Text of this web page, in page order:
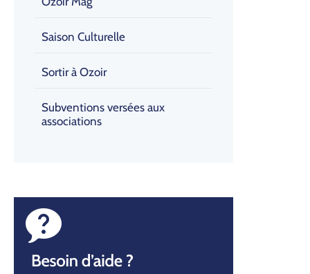
Saison Culturelle
Sortir à Ozoir
Subventions versées aux
associations